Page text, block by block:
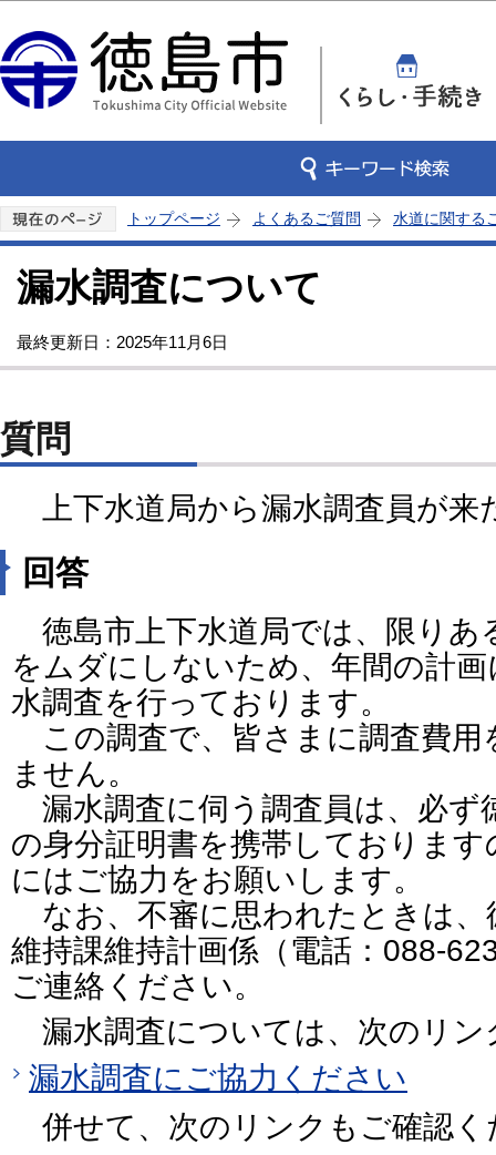
トップページ よくあるご質問 水道に関する
漏水調査について
最終更新日：2025年11月6日
質問
上下水道局から漏水調査員が来
回答
徳島市上下水道局では、限りあ
をムダにしないため、年間の計
水調査を行っております。
この調査で、皆さまに調査費用
ません。
漏水調査に伺う調査員は、必ず
の身分証明書を携帯しておりま
にはご協力をお願いします。
なお、不審に思われたときは、
維持課維持計画係（電話：088-
ご連絡ください。
漏水調査については、次のリン
漏水調査にご協力ください
併せて、次のリンクもご確認く